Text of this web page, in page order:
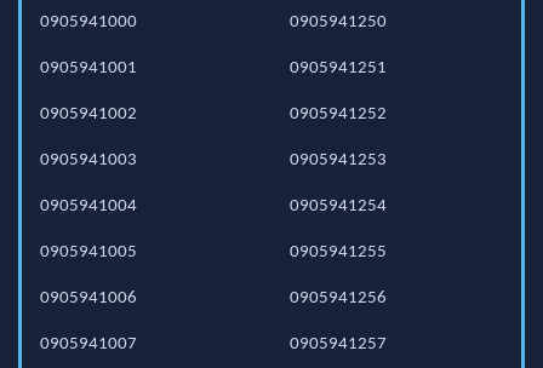
0905941000
0905941001
0905941002
0905941003
0905941004
0905941005
0905941006
0905941007
0905941250
0905941251
0905941252
0905941253
0905941254
0905941255
0905941256
0905941257